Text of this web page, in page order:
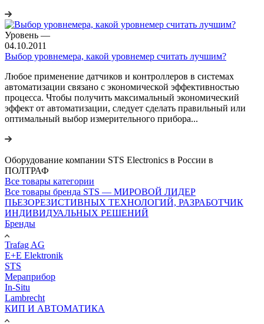
Уровень —
04.10.2011
Выбор уровнемера, какой уровнемер считать лучшим?
Любое применение датчиков и контроллеров в системах
автоматизации связано с экономической эффективностью
процесса. Чтобы получить максимальный экономический
эффект от автоматизации, следует сделать правильный или
оптимальный выбор измерительного прибора...
Оборудование компании STS Electronics в России в
ПОЛТРАФ
Все товары категории
Все товары бренда STS — МИРОВОЙ ЛИДЕР
ПЬЕЗОРЕЗИСТИВНЫХ ТЕХНОЛОГИЙ, РАЗРАБОТЧИК
ИНДИВИДУАЛЬНЫХ РЕШЕНИЙ
Бренды
Trafag AG
E+E Elektronik
STS
Мераприбор
In-Situ
Lambrecht
КИП И АВТОМАТИКА